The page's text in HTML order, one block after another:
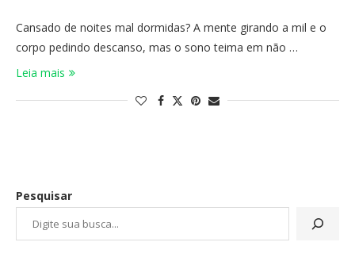
Cansado de noites mal dormidas? A mente girando a mil e o
corpo pedindo descanso, mas o sono teima em não …
Leia mais
Pesquisar